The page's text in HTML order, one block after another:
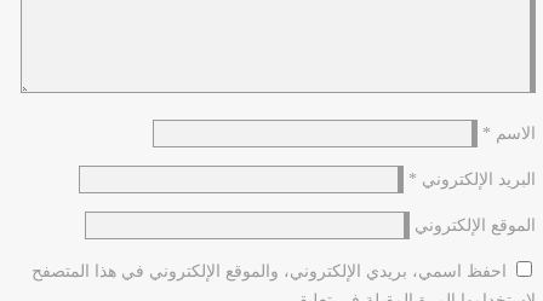
الاسم *
البريد الإلكتروني *
الموقع الإلكتروني
احفظ اسمي، بريدي الإلكتروني، والموقع الإلكتروني في هذا المتصفح